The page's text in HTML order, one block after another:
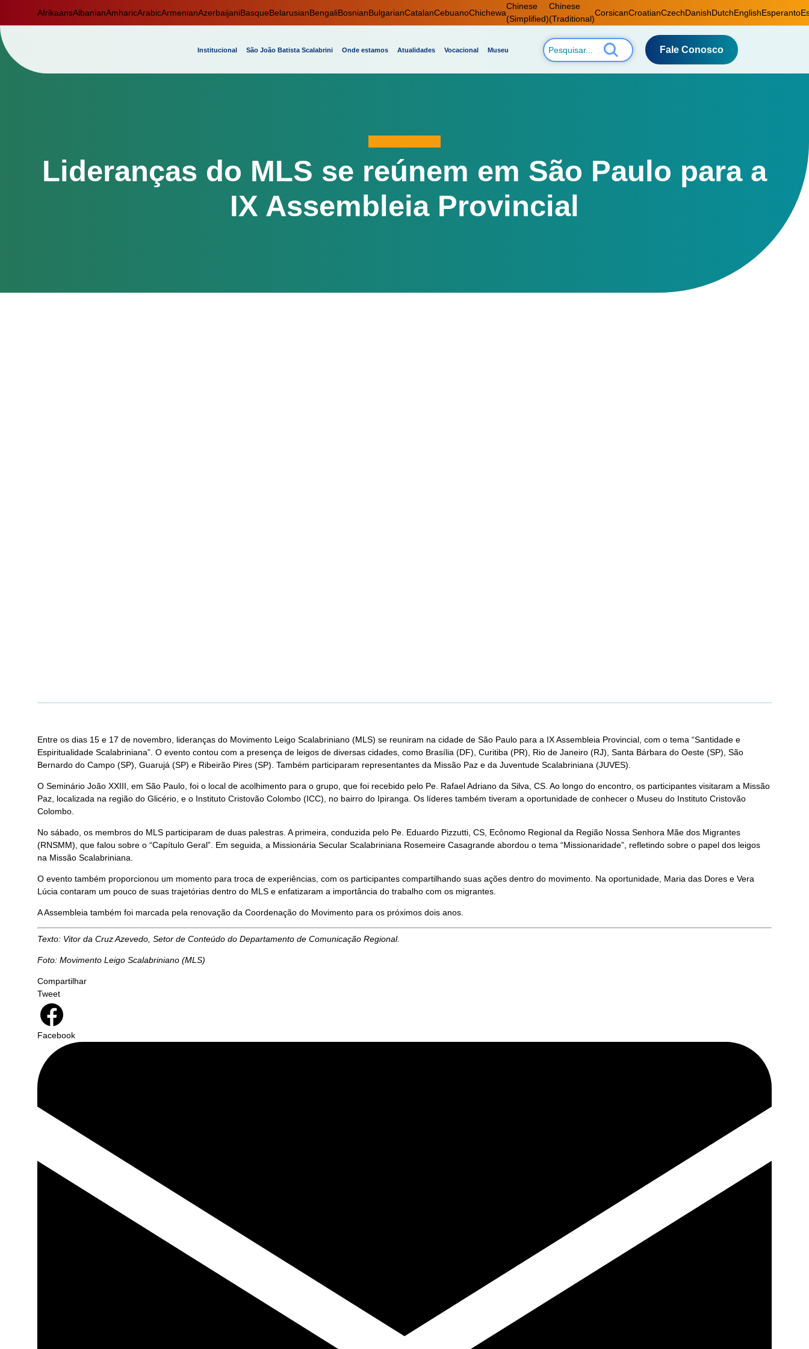
AfrikaansAlbanianAmharicArabicArmenianAzerbaijaniBasqueBelarusianBengaliBosnianBulgarianCatalanCebuanoChichewa
Chinese
(Simplified)
Chinese
(Traditional)
CorsicanCroatianCzechDanishDutchEnglishEsperanto
Institucional São João Batista Scalabrini Onde estamos Atualidades Vocacional Museu Fale Conosco
Lideranças do MLS se reúnem em São Paulo para a
IX Assembleia Provincial
Entre os dias 15 e 17 de novembro, lideranças do Movimento Leigo Scalabriniano (MLS) se reuniram na cidade de São Paulo para a IX Assembleia Provincial, com o tema “Santidade e
Espiritualidade Scalabriniana”. O evento contou com a presença de leigos de diversas cidades, como Brasília (DF), Curitiba (PR), Rio de Janeiro (RJ), Santa Bárbara do Oeste (SP), São
Bernardo do Campo (SP), Guarujá (SP) e Ribeirão Pires (SP). Também participaram representantes da Missão Paz e da Juventude Scalabriniana (JUVES).
O Seminário João XXIII, em São Paulo, foi o local de acolhimento para o grupo, que foi recebido pelo Pe. Rafael Adriano da Silva, CS. Ao longo do encontro, os participantes visitaram a Missão
Paz, localizada na região do Glicério, e o Instituto Cristovão Colombo (ICC), no bairro do Ipiranga. Os líderes também tiveram a oportunidade de conhecer o Museu do Instituto Cristovão
Colombo.
No sábado, os membros do MLS participaram de duas palestras. A primeira, conduzida pelo Pe. Eduardo Pizzutti, CS, Ecônomo Regional da Região Nossa Senhora Mãe dos Migrantes
(RNSMM), que falou sobre o “Capítulo Geral”. Em seguida, a Missionária Secular Scalabriniana Rosemeire Casagrande abordou o tema “Missionaridade”, refletindo sobre o papel dos leigos
na Missão Scalabriniana.
O evento também proporcionou um momento para troca de experiências, com os participantes compartilhando suas ações dentro do movimento. Na oportunidade, Maria das Dores e Vera
Lúcia contaram um pouco de suas trajetórias dentro do MLS e enfatizaram a importância do trabalho com os migrantes.
A Assembleia também foi marcada pela renovação da Coordenação do Movimento para os próximos dois anos.
Texto: Vitor da Cruz Azevedo, Setor de Conteúdo do Departamento de Comunicação Regional.
Foto: Movimento Leigo Scalabriniano (MLS)
Compartilhar
Tweet
Facebook